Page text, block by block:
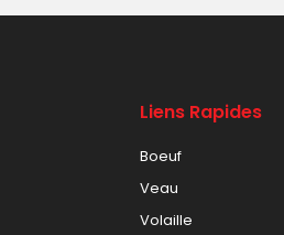
Liens Rapides
Boeuf
Veau
Volaille